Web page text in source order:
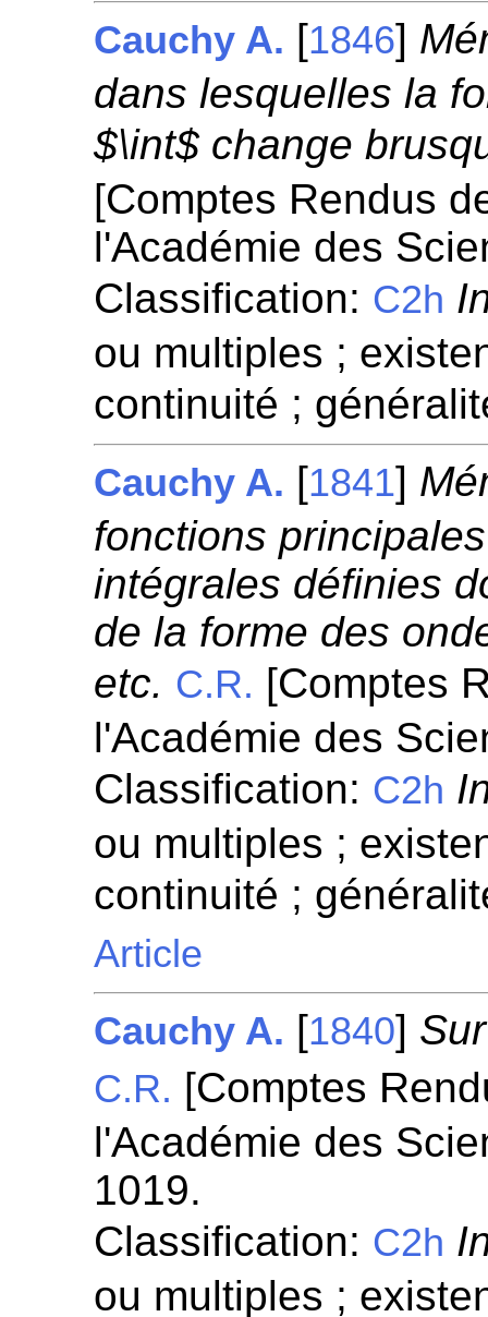
Cauchy A. [1846]
dans lesquelles la
$\int$ change
[Comptes Rendus
l'Académie des
Classification: C2h
ou multiples ;
continuité ;
Cauchy A. [1841]
fonctions
intégrales définies
de la forme des
etc. C.R. [Comptes
l'Académie des
Classification: C2h
ou multiples ;
continuité ;
Article
Cauchy A. [1840]
C.R. [Comptes
l'Académie des
1019.
Classification: C2h
ou multiples ;